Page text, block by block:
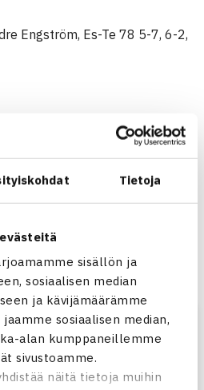
Tietoja
sisällön ja
sosiaalisen median
ja kävijämäärämme
sosiaalisen median,
alan kumppaneillemme
sivustoamme.
näitä tietoja muihin
Engström, Es-Te 78 5-7, 6-2,
Asplund, HVS 6-2, 3-6, 6-3
Lanto, TaTe 7-5, 6-7, 7-5
Pesonen, HTK 5-7, 6-3, 6-3
Savitie, LVS 6-1, 6-2